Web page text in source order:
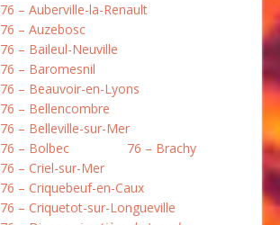
76 – Auberville-la-Renault
76 – Auzebosc
76 – Baileul-Neuville
76 – Baromesnil
76 – Beauvoir-en-Lyons
76 – Bellencombre
76 – Belleville-sur-Mer
76 – Bolbec
76 – Brachy
76 – Criel-sur-Mer
76 – Criquebeuf-en-Caux
76 – Criquetot-sur-Longueville